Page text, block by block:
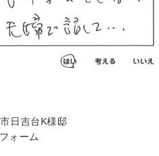
お問い合わせ
日吉台K様邸
ォーム